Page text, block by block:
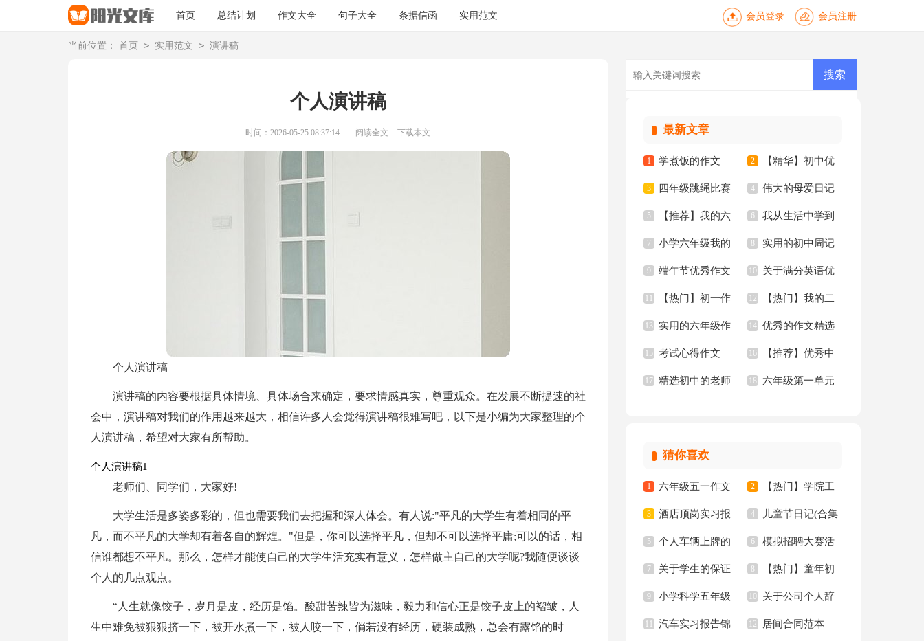
首页 总结计划 作文大全 句子大全 条据信函 实用范文 会员登录 会员注册
当前位置： 首页 > 实用范文 > 演讲稿
个人演讲稿
时间：2026-05-25 08:37:14 阅读全文 下载本文
个人演讲稿
演讲稿的内容要根据具体情境、具体场合来确定，要求情感真实，尊重观众。在发展不断提速的社
会中，演讲稿对我们的作用越来越大，相信许多人会觉得演讲稿很难写吧，以下是小编为大家整理的个
人演讲稿，希望对大家有所帮助。
个人演讲稿1
老师们、同学们，大家好!
大学生活是多姿多彩的，但也需要我们去把握和深人体会。有人说:"平凡的大学生有着相同的平
凡，而不平凡的大学却有着各自的辉煌。"但是，你可以选择平凡，但却不可以选择平庸;可以的话，相
信谁都想不平凡。那么，怎样才能使自己的大学生活充实有意义，怎样做主自己的大学呢?我随便谈谈
个人的几点观点。
“人生就像饺子，岁月是皮，经历是馅。酸甜苦辣皆为滋味，毅力和信心正是饺子皮上的褶皱，人
生中难免被狠狠挤一下，被开水煮一下，被人咬一下，倘若没有经历，硬装成熟，总会有露馅的时
最新文章
1 学煮饭的作文 2 【精华】初中优
秀作文10篇
3 四年级跳绳比赛
作文合集10篇
4 伟大的母爱日记
5 【推荐】我的六
年级小学作文汇编6
篇
6 我从生活中学到
了语文作文15篇
7 小学六年级我的
同桌作文
8 实用的初中周记
汇总五篇
9 端午节优秀作文
【推荐】
10 关于满分英语优
秀作文锦集10篇
11 【热门】初一作
文汇总10篇
12 【热门】我的二
年级作文300字汇总5
篇
13 实用的六年级作
文集合5篇
14 优秀的作文精选
15篇
15 考试心得作文 16 【推荐】优秀中
学作文三篇
17 精选初中的老师 18 六年级第一单元
猜你喜欢
1 六年级五一作文
300字集锦7篇
2 【热门】学院工
作计划四篇
3 酒店顶岗实习报
告十篇
4 儿童节日记(合集
15篇)
5 个人车辆上牌的
委托书
6 模拟招聘大赛活
动总结
7 关于学生的保证
书汇总八篇
8 【热门】童年初
中作文300字集锦十
篇
9 小学科学五年级
上册教学计划
10 关于公司个人辞
职报告汇总6篇
11 汽车实习报告锦 12 居间合同范本